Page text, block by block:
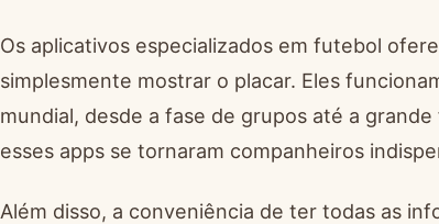
Os aplicativos especializados em futebol
simplesmente mostrar o placar. Eles
mundial, desde a fase de grupos até a
esses apps se tornaram companheiros
Além disso, a conveniência de ter todas as